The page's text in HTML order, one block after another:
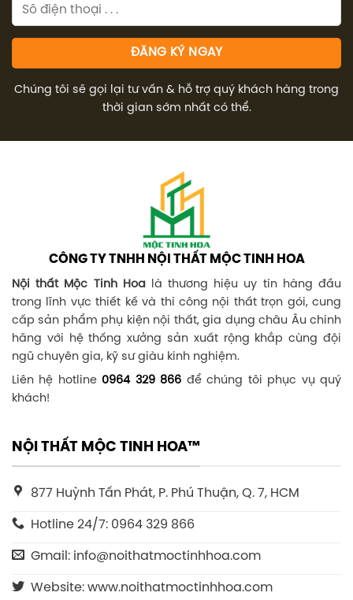
Chúng tôi sẽ gọi lại tư vấn & hỗ trợ quý khách hàng trong
thời gian sớm nhất có thể.
CÔNG TY TNHH NỘI THẤT MỘC TINH HOA
Nội thất Mộc Tinh Hoalà thương hiệu uy tín hàng đầu
trong lĩnh vực thiết kế và thi công nội thất trọn gói, cung
cấp sản phẩm phụ kiện nội thất, gia dụng châu Âu chính
hãng với hệ thống xưởng sản xuất rộng khắp cùng đội
ngũ chuyên gia, kỹ sư giàu kinh nghiệm.
Liên hệ hotline 0964 329 866 để chúng tôi phục vụ quý
khách!
NỘI THẤT MỘC TINH HOA™
877 Huỳnh Tấn Phát, P. Phú Thuận, Q. 7, HCM
Hotline 24/7: 0964 329 866
Gmail: info@noithatmoctinhhoa.com
Website: www.noithatmoctinhhoa.com